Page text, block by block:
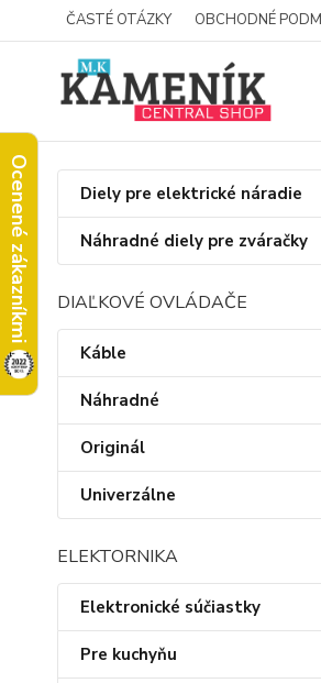
Ocenené zákazníkmi
ČASTÉ OTÁZKY OBCHODNÉ
Diely pre elektrické náradie
Náhradné diely pre zváračky
DIAĽKOVÉ OVLÁDAČE
Káble
Náhradné
Originál
Univerzálne
ELEKTORNIKA
Elektronické súčiastky
Pre kuchyňu